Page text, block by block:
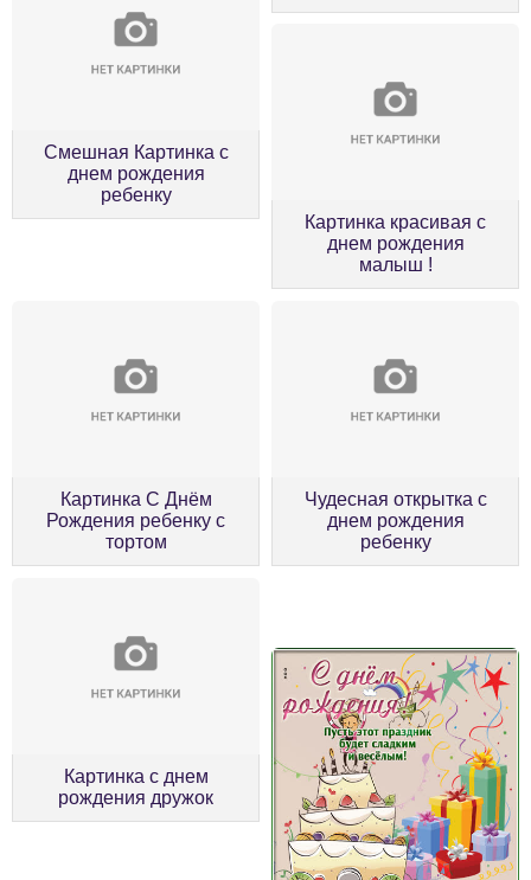
Смешная Картинка с
днем рождения
ребенку
Картинка красивая с
днем рождения
малыш !
Картинка С Днём
Рождения ребенку с
тортом
Чудесная открытка с
днем рождения
ребенку
Картинка с днем
рождения дружок